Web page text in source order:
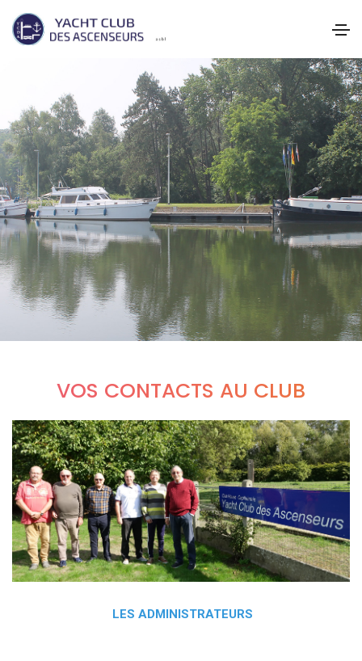
VOS CONTACTS AU CLUB
LES ADMINISTRATEURS